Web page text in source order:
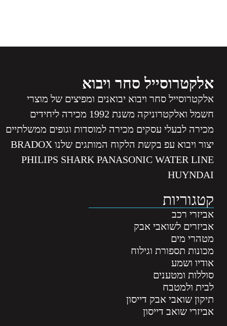
אלקטרוסייל סחר ויבוא
אלקטרוסייל סחר ויבוא יבואנים ומפיצים של מוצרי
חשמל ואלקטרוניקה משנת 1992 מכירה ליחידים
מכירה לבעלי עסקים מכירה למוסדות וגופים ממשלתיים
יצור ויבוא עפ בקשת הלקוח המותגים שלנו BRADOX
PHILIPS SHARK PANASONIC WATER LINE
HUYNDAI
קטגוריות
אביזרי רכב
אביזרים לשואבי אבק
מטהרי מים
מכונות תספורת וגילוח
אודיו ושמע
סוללות ומטענים
לבית ולמטבח
תיקון שואבי אבק דייסון
אביזרי שואב דייסון